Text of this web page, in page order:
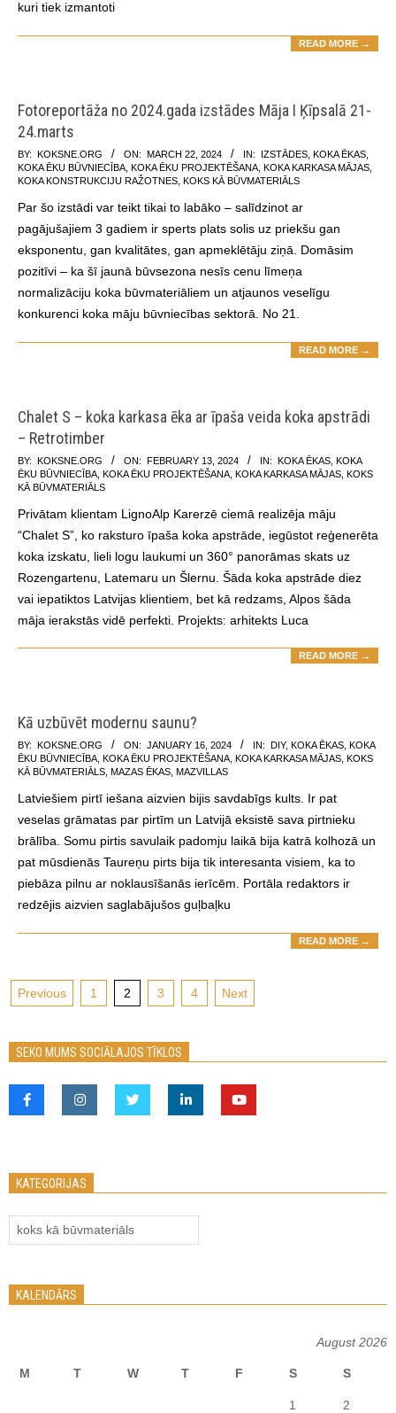
kuri tiek izmantoti
READ MORE →
Fotoreportāža no 2024.gada izstādes Māja I Ķīpsalā 21-
24.marts
2024-
03-
BY: KOKSNE.ORG ON: MARCH 22, 2024 IN: IZSTĀDES KOKA ĒKAS
KOKA ĒKU BŪVNIECĪBA KOKA ĒKU PROJEKTĒŠANA KOKA KARKASA MĀJAS
KOKA KONSTRUKCIJU RAŽOTNES KOKS KĀ BŪVMATERIĀLS
Par šo izstādi var teikt tikai to labāko – salīdzinot ar
pagājušajiem 3 gadiem ir sperts plats solis uz priekšu gan
eksponentu, gan kvalitātes, gan apmeklētāju ziņā. Domāsim
pozitīvi – ka šī jaunā būvsezona nesīs cenu līmeņa
normalizāciju koka būvmateriāliem un atjaunos veselīgu
konkurenci koka māju būvniecības sektorā. No 21.
READ MORE →
Chalet S – koka karkasa ēka ar īpaša veida koka apstrādi
– Retrotimber
2024-
02-
BY: KOKSNE.ORG ON: FEBRUARY 13, 2024 IN: KOKA ĒKAS KOKA
ĒKU BŪVNIECĪBA KOKA ĒKU PROJEKTĒŠANA KOKA KARKASA MĀJAS KOKS
KĀ BŪVMATERIĀLS
Privātam klientam LignoAlp Karerzē ciemā realizēja māju
“Chalet S”, ko raksturo īpaša koka apstrāde, iegūstot reģenerēta
koka izskatu, lieli logu laukumi un 360° panorāmas skats uz
Rozengartenu, Latemaru un Šlernu. Šāda koka apstrāde diez
vai iepatiktos Latvijas klientiem, bet kā redzams, Alpos šāda
māja ierakstās vidē perfekti. Projekts: arhitekts Luca
READ MORE →
Kā uzbūvēt modernu saunu?
2024-
01-
BY: KOKSNE.ORG ON: JANUARY 16, 2024 IN: DIY, KOKA ĒKAS KOKA
ĒKU BŪVNIECĪBA KOKA ĒKU PROJEKTĒŠANA KOKA KARKASA MĀJAS KOKS
KĀ BŪVMATERIĀLS MAZAS ĒKAS MAZVILLAS
Latviešiem pirtī iešana aizvien bijis savdabīgs kults. Ir pat
veselas grāmatas par pirtīm un Latvijā eksistē sava pirtnieku
brālība. Somu pirtis savulaik padomju laikā bija katrā kolhozā un
pat mūsdienās Taureņu pirts bija tik interesanta visiem, ka to
piebāza pilnu ar noklausīšanās ierīcēm. Portāla redaktors ir
redzējis aizvien saglabājušos guļbaļku
READ MORE →
Posts
Previous 1 2 3 4 Next
SEKO MUMS SOCIĀLAJOS TĪKLOS
KATEGORIJAS
Kategorijas
KALENDĀRS
August 2026
M T W T F S S
1 2